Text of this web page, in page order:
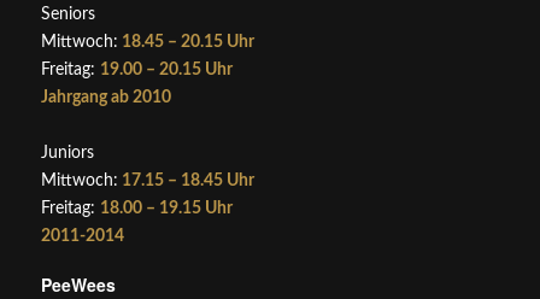
Seniors
Mittwoch: 18.45 – 20.15 Uhr
Freitag: 19.00 – 20.15 Uhr
Jahrgang ab 2010
Juniors
Mittwoch: 17.15 – 18.45 Uhr
Freitag: 18.00 – 19.15 Uhr
2011-2014
PeeWees